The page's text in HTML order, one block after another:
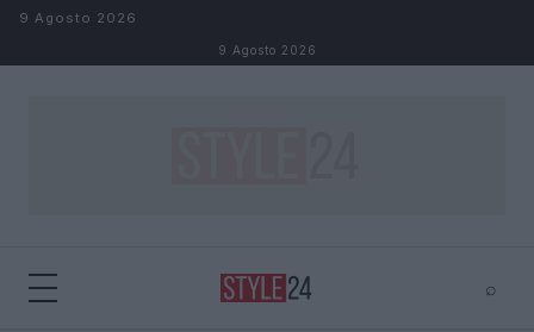
Salta al contenuto
9 Agosto 2026
9 Agosto 2026
⌕